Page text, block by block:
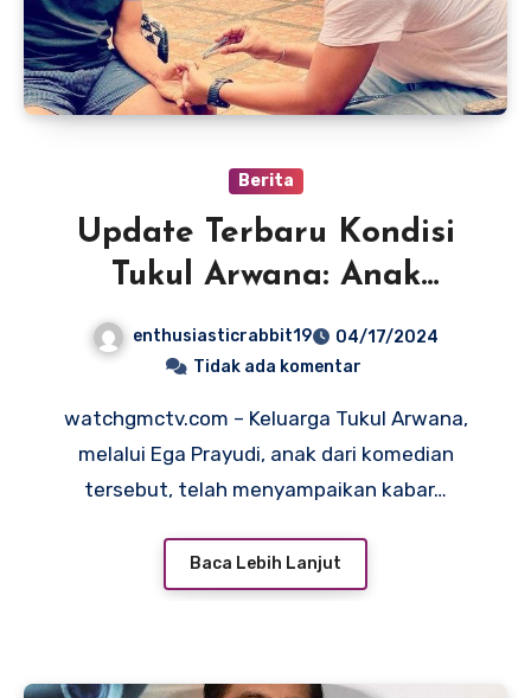
Berita
Update Terbaru Kondisi
Tukul Arwana: Anak
Sampaikan Progres Positif
Pemulihan
enthusiasticrabbit19
04/17/2024
Tidak ada komentar
watchgmctv.com – Keluarga Tukul Arwana,
melalui Ega Prayudi, anak dari komedian
tersebut, telah menyampaikan kabar…
Baca Lebih Lanjut